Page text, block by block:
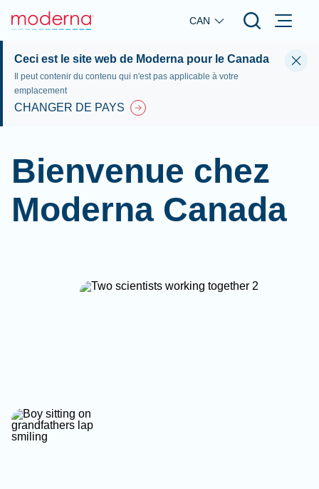
Skip to main content
CAN
Ceci est le site web de Moderna pour le Canada
Il peut contenir du contenu qui n'est pas applicable à votre
emplacement
CHANGER DE PAYS
Bienvenue chez
Moderna Canada